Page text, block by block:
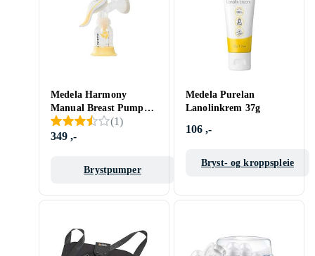
Medela Harmony
Manual Breast Pump
Med Calma
(1)
349 ,-
Brystpumper
Medela Purelan
Lanolinkrem 37g
106 ,-
Bryst- og kroppspleie